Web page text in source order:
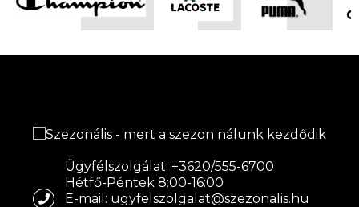
Ügyfélszolgálat: +3620/555-6700
Hétfő-Péntek 8:00-16:00
E-mail: ugyfelszolgalat@szezonalis.hu